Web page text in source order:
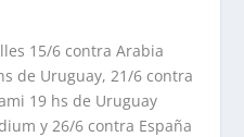
15/6 contra Arabia
de Uruguay, 21/6 contra
19 hs de Uruguay
y 26/6 contra España